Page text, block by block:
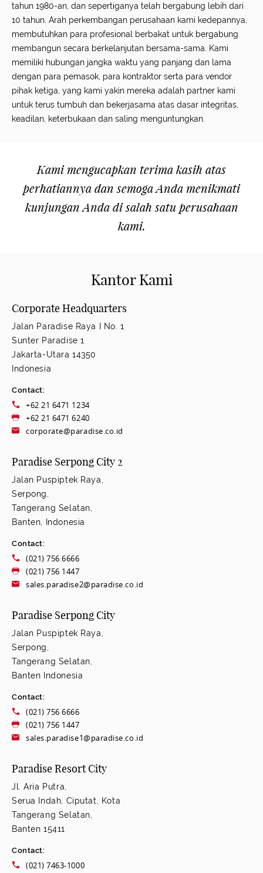
tahun 1980-an, dan sepertiganya telah bergabung lebih dari
10 tahun. Arah perkembangan perusahaan kami kedepannya,
membutuhkan para profesional berbakat untuk bergabung
membangun secara berkelanjutan bersama-sama. Kami
memiliki hubungan jangka waktu yang panjang dan lama
dengan para pemasok, para kontraktor serta para vendor
pihak ketiga, yang kami yakin mereka adalah partner kami
untuk terus tumbuh dan bekerjasama atas dasar integritas,
keadilan, keterbukaan dan saling menguntungkan.
Kami mengucapkan terima kasih atas
perhatiannya dan semoga Anda menikmati
kunjungan Anda di salah satu perusahaan
kami.
Kantor Kami
Corporate Headquarters
Jalan Paradise Raya I No. 1
Sunter Paradise 1
Jakarta-Utara 14350
Indonesia
Contact:
+62 21 6471 1234
+62 21 6471 6240
corporate@paradise.co.id
Paradise Serpong City 2
Jalan Puspiptek Raya,
Serpong,
Tangerang Selatan,
Banten, Indonesia
Contact:
(021) 756 6666
(021) 756 1447
sales.paradise2@paradise.co.id
Paradise Serpong City
Jalan Puspiptek Raya,
Serpong,
Tangerang Selatan,
Banten Indonesia
Contact:
(021) 756 6666
(021) 756 1447
sales.paradise1@paradise.co.id
Paradise Resort City
Jl. Aria Putra,
Serua Indah, Ciputat, Kota
Tangerang Selatan,
Banten 15411
Contact:
(021) 7463-1000